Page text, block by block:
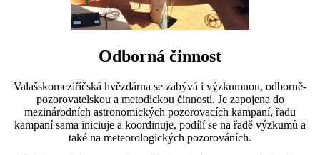
Odborná činnost
Valašskomeziříčská hvězdárna se zabývá i výzkumnou, odborně-
pozorovatelskou a metodickou činností. Je zapojena do
mezinárodních astronomických pozorovacích kampaní, řadu
kampaní sama iniciuje a koordinuje, podílí se na řadě výzkumů a
také na meteorologických pozorováních.